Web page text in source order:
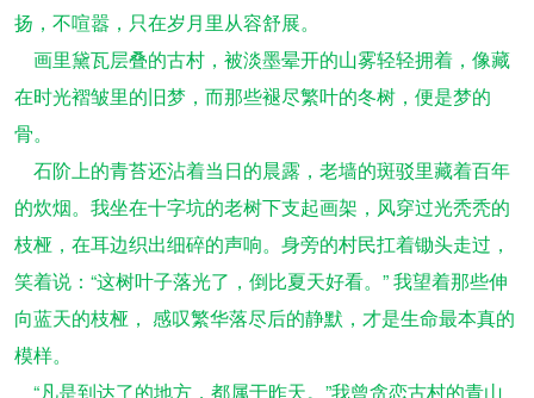
扬，不喧嚣，只在岁月里从容舒展。
画里黛瓦层叠的古村，被淡墨晕开的山雾轻轻拥着，像藏
在时光褶皱里的旧梦，而那些褪尽繁叶的冬树，便是梦的
骨。
石阶上的青苔还沾着当日的晨露，老墙的斑驳里藏着百年
的炊烟。我坐在十字坑的老树下支起画架，风穿过光秃秃的
枝桠，在耳边织出细碎的声响。身旁的村民扛着锄头走过，
笑着说：“这树叶子落光了，倒比夏天好看。”我望着那些伸
向蓝天的枝桠， 感叹繁华落尽后的静默，才是生命最本真的
模样。
“凡是到达了的地方，都属于昨天。”我曾贪恋古村的青山